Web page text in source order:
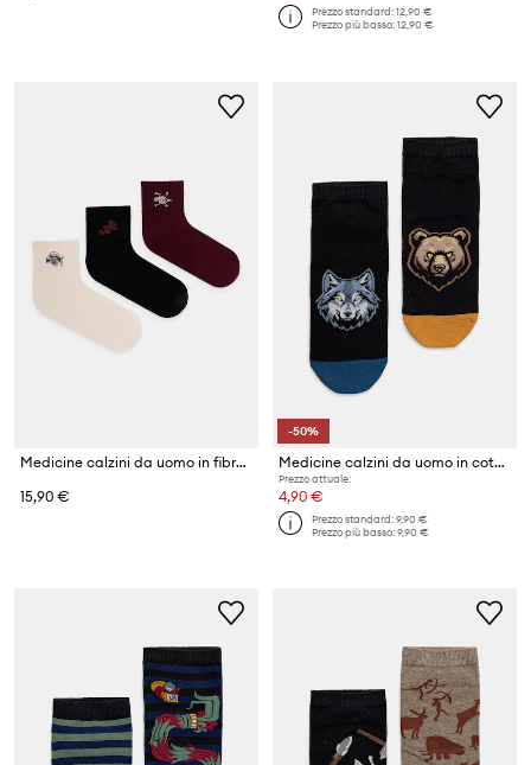
Prezzo standard:12,90 €
Prezzo più basso:12,90 €
Medicine calzini da uomo in fibra di bambù pacco da 3
15,90 €
-50%
Medicine calzini da uomo in cotone pacco da 2
Prezzo attuale:
4,90 €
Prezzo standard:9,90 €
Prezzo più basso:9,90 €